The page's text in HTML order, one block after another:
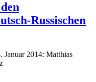
Russischen
Januar 2014: Matthias